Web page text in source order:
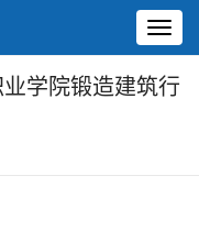
学院锻造建筑行